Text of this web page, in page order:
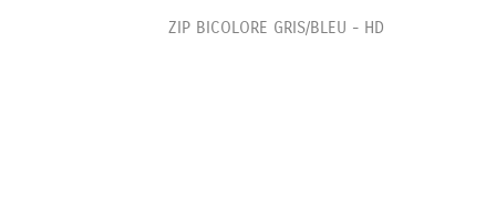
ZIP BICOLORE GRIS/BLEU - HD